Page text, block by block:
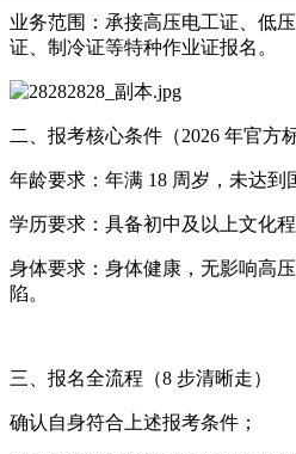
业务范围：承接高压电工证、低
证、制冷证等特种作业证报名。
二、报考核心条件（2026 年官方
年龄要求：年满 18 周岁，未达到
学历要求：具备初中及以上文化程
身体要求：身体健康，无影响高
陷。
三、报名全流程（8 步清晰走）
确认自身符合上述报考条件；